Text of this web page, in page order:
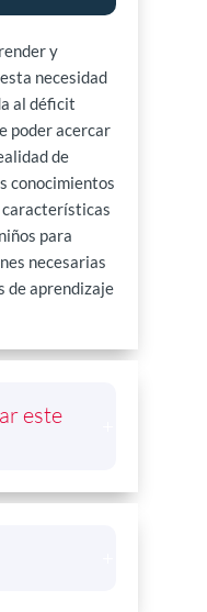
y
necesidad
al déficit
poder acercar
de
conocimientos
características
para
necesarias
de aprendizaje
este